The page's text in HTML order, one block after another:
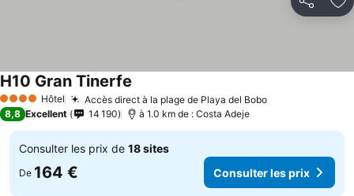
Partager
4 Étoiles Hôtel Accès direct à la plage de Playa del BoboConsulter les
H10 Gran Tinerfe
8,8 Excellent 14 190 à 1.0 km de : Costa Adeje
Consulter les prix de 18 sites
De 164 € Consulter les prix